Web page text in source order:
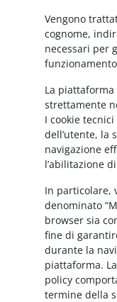
Vengono
cognome,
necessari per
La
strettamente
I cookie
dell’utente, la
navigazione
l’abilitazione
In particolare,
denominato
browser sia
fine di
durante la
piattaforma.
policy
termine della